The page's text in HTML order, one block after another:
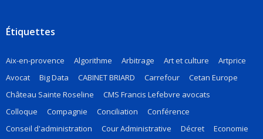
Étiquettes
Aix-en-provence Algorithme Arbitrage Art et culture
Artprice
Avocat
Big Data CABINET BRIARD Carrefour
Cetan Europe
Château Sainte Roseline
CMS Francis Lefebvre avocats
Colloque
Compagnie Conciliation
Conférence
Conseil d'administration
Cour Administrative Décret
Economie